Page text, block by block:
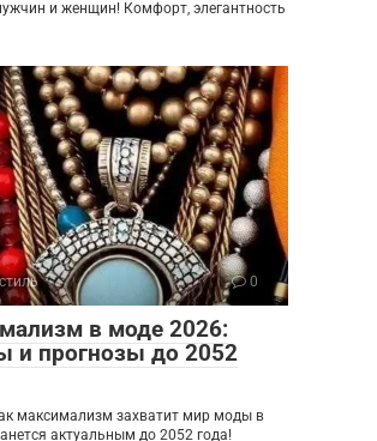
и женщин! Комфорт, элегантность
0
в моде 2026:
и прогнозы до 2052
максимализм захватит мир моды в
актуальным до 2052 года!